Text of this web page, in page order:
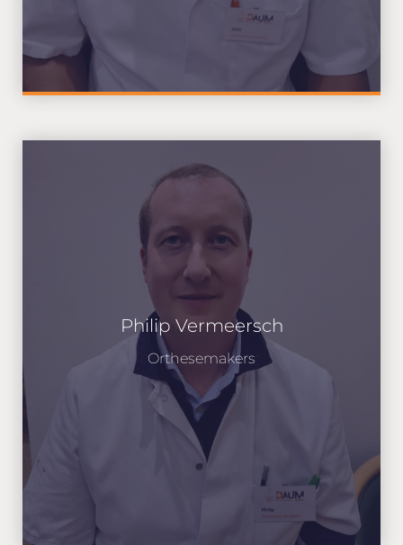
Philip Vermeersch
Orthesemakers